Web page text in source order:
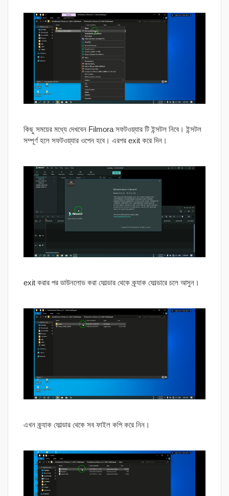
কিছু সময়ের মধ্যে দেখবেন Filmora সফটওয়্যার টি ইন্সটল নিবে। ইন্সটল
সম্পূর্ণ হলে সফটওয়্যার ওপেন হবে। এরপর exit করে দিন।
exit করার পর ডাউনলোড করা ফোল্ডার থেকে ক্র্যাক ফোল্ডারে চলে আসুন।
এখন ক্র্যাক ফোল্ডার থেকে সব ফাইল কপি করে নিন।